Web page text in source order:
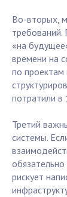
Во-вторых,
требований.
«на
времени на
по проектам
потратили в
Третий
системы.
рискует